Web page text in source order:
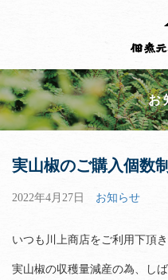
お
実山椒のご購入個数
2022年4月27日 お知らせ
いつも川上商店をご利用下頂
実山椒の収穫量減産の為、し